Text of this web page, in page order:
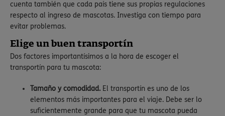
cuenta también que cada país tiene sus propias regulaciones
respecto al ingreso de mascotas. Investiga con tiempo para
evitar problemas.
Elige un buen transportín
Dos factores importantísimos a la hora de escoger el
transportín para tu mascota:
Tamaño y comodidad. El transportín es uno de los
elementos más importantes para el viaje. Debe ser lo
suficientemente grande para que tu mascota pueda